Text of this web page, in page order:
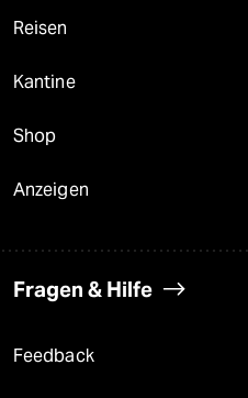
Reisen
Kantine
Shop
Anzeigen
Fragen & Hilfe
Feedback